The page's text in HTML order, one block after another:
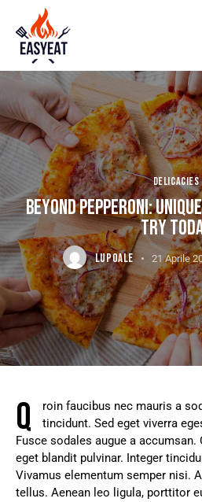
DELICACIES
BEYOND PEPPERONI:
TRY
LUPOALE 21 Aprile
Q
roin faucibus nec mauris a
tincidunt. Sed eget viverra
Fusce sodales augue a
eget blandit pulvinar. Integer
Vivamus elementum semper nisi.
tellus. Aenean leo ligula, porttitor